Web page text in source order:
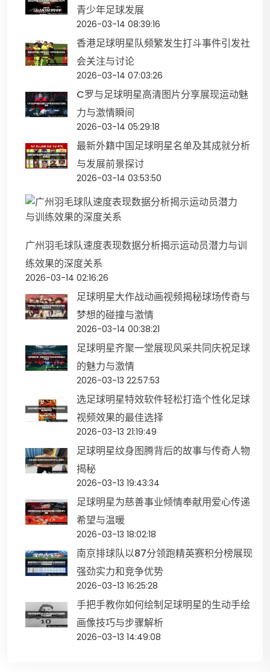
青少年足球发展
2026-03-14 08:39:16
香港足球明星队频繁发生打斗事件引发社
会关注与讨论
2026-03-14 07:03:26
C罗与足球明星高清图片分享展现运动魅
力与激情瞬间
2026-03-14 05:29:18
最新外籍中国足球明星名单及其成就分析
与发展前景探讨
2026-03-14 03:53:50
广州羽毛球队速度表现数据分析揭示运动员潜力与训
练效果的深度关系
2026-03-14 02:16:26
足球明星大作战动画视频揭秘球场传奇与
梦想的碰撞与激情
2026-03-14 00:38:21
足球明星齐聚一堂展现风采共同庆祝足球
的魅力与激情
2026-03-13 22:57:53
选足球明星特效软件轻松打造个性化足球
视频效果的最佳选择
2026-03-13 21:19:49
足球明星纹身图腾背后的故事与传奇人物
揭秘
2026-03-13 19:43:34
足球明星为慈善事业倾情奉献用爱心传递
希望与温暖
2026-03-13 18:02:18
南京排球队以87分领跑精英赛积分榜展现
强劲实力和竞争优势
2026-03-13 16:25:28
手把手教你如何绘制足球明星的生动手绘
画像技巧与步骤解析
2026-03-13 14:49:08